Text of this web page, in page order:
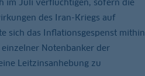
im Juli verflüchtigen, sofern die
des Iran-Kriegs auf
sich das Inflationsgespenst mithin
Notenbanker der
Leitzinsanhebung zu